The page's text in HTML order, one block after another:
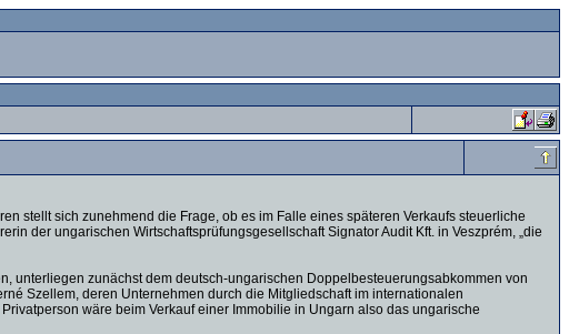
stellt sich zunehmend die Frage, ob es im Falle eines späteren Verkaufs steuerliche
der ungarischen Wirtschaftsprüfungsgesellschaft Signator Audit Kft. in Veszprém, „die
unterliegen zunächst dem deutsch-ungarischen Doppelbesteuerungsabkommen von
Szellem, deren Unternehmen durch die Mitgliedschaft im internationalen
wäre beim Verkauf einer Immobilie in Ungarn also das ungarische